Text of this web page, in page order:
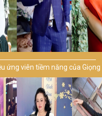
ứng viên tiềm năng của Giọng
Nam 2020